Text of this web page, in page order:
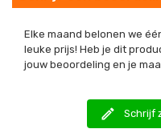
Elke maand belonen we
leuke prijs! Heb je dit
jouw beoordeling en je
edit Schrijf